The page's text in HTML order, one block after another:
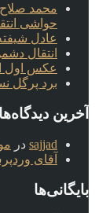
محمد صلاح
حواشی
عادل
انتقال
عکس اول
برد پرگل
آخرین دیدگاه‌ها
sajjad در
آقای
بایگانی‌ها